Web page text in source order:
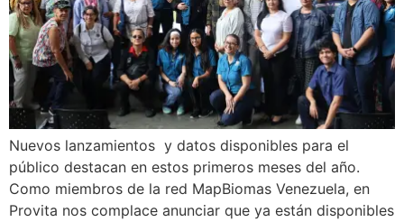
Nuevos lanzamientos y datos disponibles para el
público destacan en estos primeros meses del año.
Como miembros de la red MapBiomas Venezuela, en
Provita nos complace anunciar que ya están disponibles